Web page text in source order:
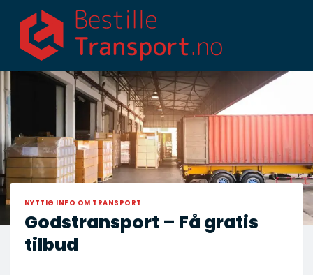
content
NYTTIG INFO OM TRANSPORT
Godstransport – Få gratis
tilbud